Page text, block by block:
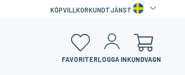
KÖPVILLKORKUNDTJÄNST
FAVORITERLOGGA INKUNDVAGN